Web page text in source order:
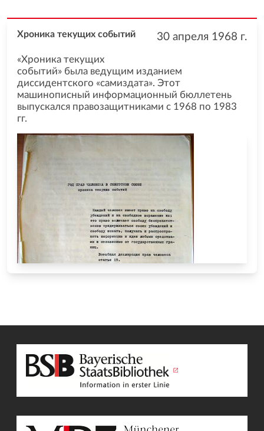
30 апреля 1968 г.
Хроника текущих событий
«Хроника текущих
событий» была ведущим изданием
диссидентского «самиздата». Этот
машинописный информационный бюллетень
выпускался правозащитниками с 1968 по 1983
гг.